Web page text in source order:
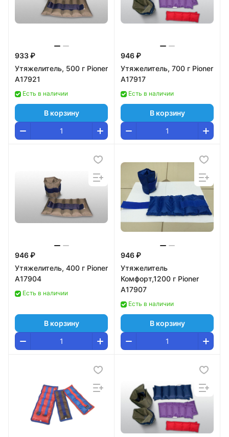
933 ₽
Утяжелитель, 500 г Pioner
A17921
Есть в наличии
В корзину
946 ₽
Утяжелитель, 700 г Pioner
A17917
Есть в наличии
В корзину
946 ₽
Утяжелитель, 400 г Pioner
A17904
Есть в наличии
В корзину
946 ₽
Утяжелитель
Комфорт,1200 г Pioner
A17907
Есть в наличии
В корзину